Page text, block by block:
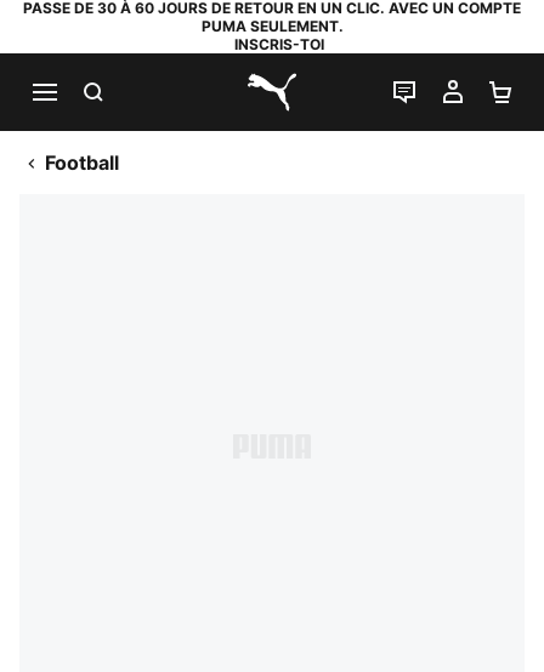
PASSE DE 30 À 60 JOURS DE RETOUR EN UN CLIC. AVEC UN COMPTE
PUMA SEULEMENT.
INSCRIS-TOI
PUMA.com
LIVE CHAT
MON
Football